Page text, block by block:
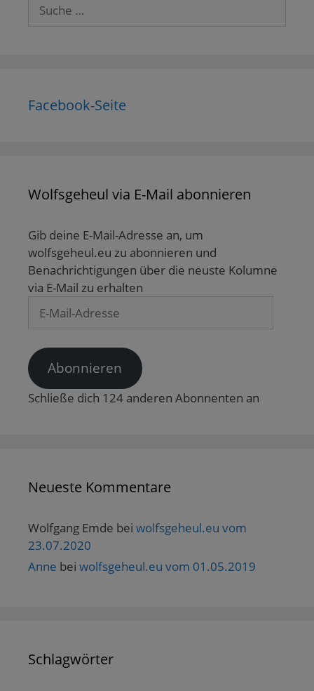
nach:
Facebook-Seite
Wolfsgeheul via E-Mail abonnieren
Gib deine E-Mail-Adresse an, um
wolfsgeheul.eu zu abonnieren und
Benachrichtigungen über die neuste Kolumne
via E-Mail zu erhalten
Mail-
Abonnieren
Schließe dich 124 anderen Abonnenten an
Neueste Kommentare
Wolfgang Emde bei wolfsgeheul.eu vom
23.07.2020
Anne bei wolfsgeheul.eu vom 01.05.2019
Schlagwörter